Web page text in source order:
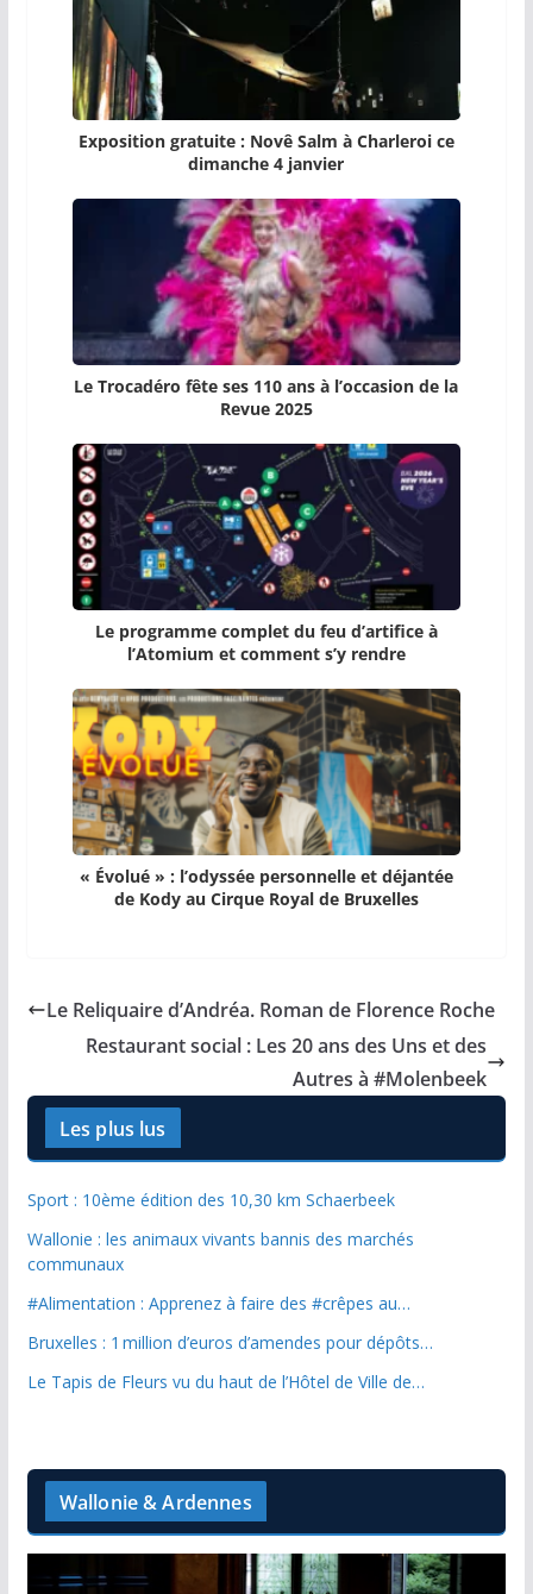
Exposition gratuite : Novê Salm à Charleroi ce
dimanche 4 janvier
Le Trocadéro fête ses 110 ans à l’occasion de la
Revue 2025
Le programme complet du feu d’artifice à
l’Atomium et comment s’y rendre
« Évolué » : l’odyssée personnelle et déjantée
de Kody au Cirque Royal de Bruxelles
Le Reliquaire d’Andréa. Roman de Florence Roche
Restaurant social : Les 20 ans des Uns et des
Autres à #Molenbeek
Les plus lus
Sport : 10ème édition des 10,30 km Schaerbeek
Wallonie : les animaux vivants bannis des marchés
communaux
#Alimentation : Apprenez à faire des #crêpes au…
Bruxelles : 1 million d’euros d’amendes pour dépôts…
Le Tapis de Fleurs vu du haut de l’Hôtel de Ville de…
Wallonie & Ardennes